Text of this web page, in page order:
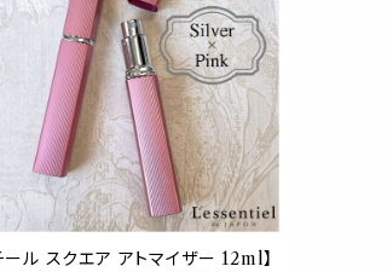
ール スクエア アトマイザー 12ml】